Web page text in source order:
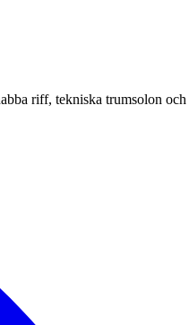
riff, tekniska trumsolon och